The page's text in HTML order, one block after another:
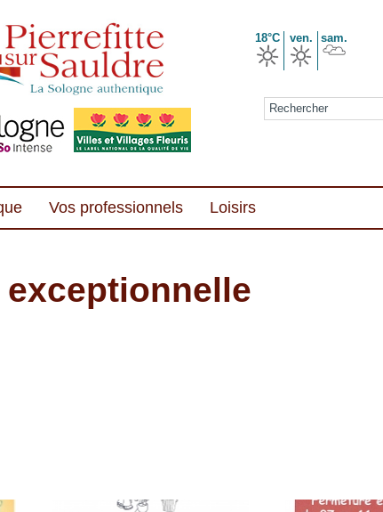
18°C ven. sam.
Formulaire de recherche
Vos professionnels Loisirs